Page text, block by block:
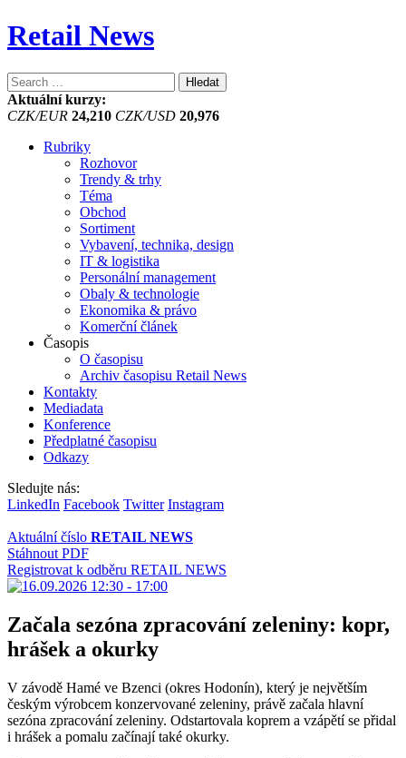
Retail News
Vyhledávání
Aktuální kurzy:
CZK/EUR 24,210 CZK/USD 20,976
Rubriky
Rozhovor
Trendy & trhy
Téma
Obchod
Sortiment
Vybavení, technika, design
IT & logistika
Personální management
Obaly & technologie
Ekonomika & právo
Komerční článek
Časopis
O časopisu
Archiv časopisu Retail News
Kontakty
Mediadata
Konference
Předplatné časopisu
Odkazy
Sledujte nás:
LinkedIn Facebook Twitter Instagram
Aktuální číslo RETAIL NEWS
Stáhnout PDF
Registrovat k odběru RETAIL NEWS
Začala sezóna zpracování zeleniny: kopr,
hrášek a okurky
V závodě Hamé ve Bzenci (okres Hodonín), který je největším
českým výrobcem konzervované zeleniny, právě začala hlavní
sezóna zpracování zeleniny. Odstartovala koprem a vzápětí se přidal
i hrášek a pomalu začínají také okurky.